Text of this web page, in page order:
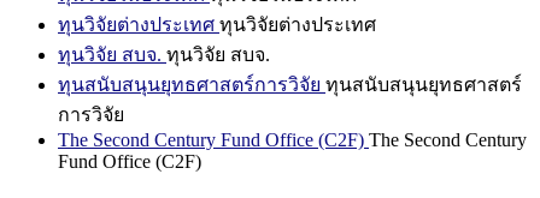
ทุนวิจัยต่างประเทศ ทุนวิจัยต่างประเทศ
ทุนวิจัย สบจ. ทุนวิจัย สบจ.
ทุนสนับสนุนยุทธศาสตร์การวิจัย ทุนสนับสนุนยุทธศาสตร์
การวิจัย
The Second Century Fund Office (C2F) The Second Century
Fund Office (C2F)